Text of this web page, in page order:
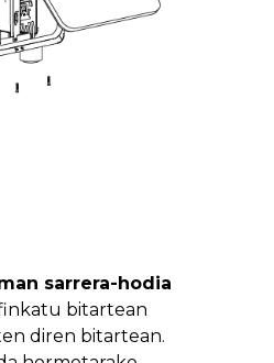
sarrera-hodia
bitartean
diren bitartean.